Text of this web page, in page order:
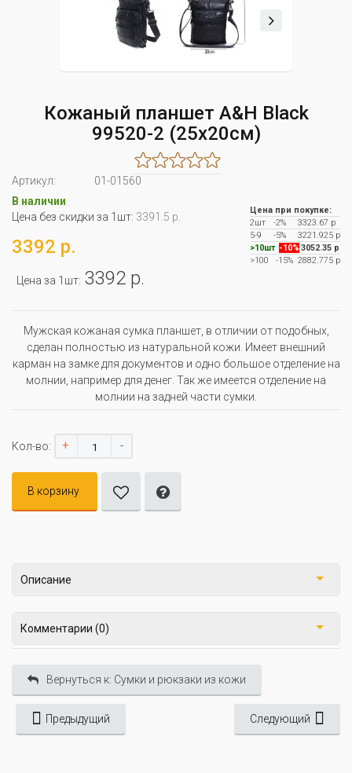
Кожаный планшет A&H Black
99520-2 (25x20см)
Артикул:
01-01560
В наличии
Цена без скидки за 1шт: 3391.5 р.
3392 р.
Цена за 1шт: 3392 р.
Цена при покупке:
2шт
-2%
3323.67 р
5-9
-5%
3221.925 р
>10шт -10% 3052.35 р
>100
-15% 2882.775 р
Мужская кожаная сумка планшет, в отличии от подобных,
сделан полностью из натуральной кожи. Имеет внешний
карман на замке для документов и одно большое отделение на
молнии, например для денег. Так же имеется отделение на
молнии на задней части сумки.
Кол-во: + -
В корзину
Описание
Комментарии (0)
Вернуться к: Сумки и рюкзаки из кожи
Предыдущий Следующий